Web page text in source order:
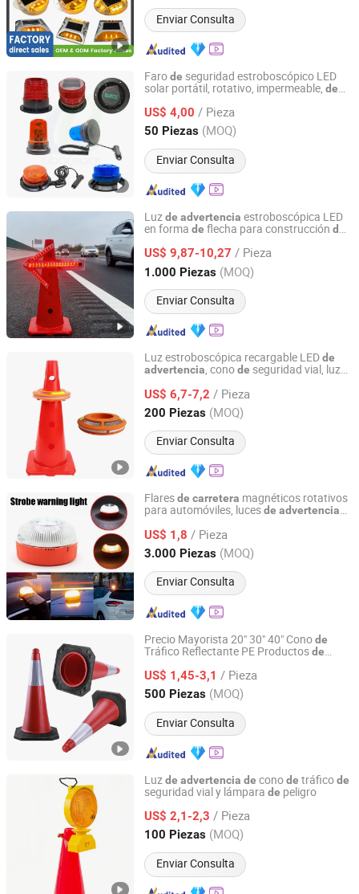
Enviar Consulta
Farode seguridad estroboscópico LED
solar portátil, rotativo, impermeable, de
para emergencias en
US$ 4,00 / Pieza
50 Piezas (MOQ)
Enviar Consulta
HUIZHOU LUBAO ELECTRONIC CO., LTD.
Guangdong, China Desde 2010
Luzde advertencia estroboscópica LED
en forma de flecha para construcción de
LED para guíadetráfico, luz
seguridad en lacarretera
seguridad para tráfico en la
US$ 9,87-10,27 / Pieza
1.000 Piezas (MOQ)
Enviar Consulta
Ningbo Brilliant Dragon Electronic Technology Co., Ltd.
Zhejiang, China Desde 2021
Luz estroboscópica recargable LEDde
advertencia, conode seguridad vial, luz
dirigir el tráfico, luzde
US$ 6,7-7,2 / Pieza
200 Piezas (MOQ)
Enviar Consulta
Ningbo Brilliant Dragon Electronic Technology Co., Ltd.
Zhejiang, China Desde 2021
Flaresde carretera magnéticos rotativos
para automóviles, lucesde advertencia
vehículos
US$ 1,8 / Pieza
3.000 Piezas (MOQ)
Enviar Consulta
Ningbo link house Co., Ltd.
Zhejiang, China Desde 2023
Precio Mayorista 20" 30" 40" Conode
Tráfico Reflectante PE Productosde
Seguridad
US$ 1,45-3,1 / Pieza
500 Piezas (MOQ)
Enviar Consulta
Hangzhou Jincheng Transportation Technology Co., Ltd.
Zhejiang, China Desde 2022
Luzde advertencia de conode tráficode
seguridad vial y lámpara de peligro
US$ 2,1-2,3 / Pieza
100 Piezas (MOQ)
Enviar Consulta
Ningbo Hoyoungsafety Products Co., Ltd.
Zhejiang, China Desde 2024